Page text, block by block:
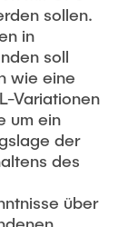
sollen.
in
soll
wie eine
Variationen
um ein
der
des
über